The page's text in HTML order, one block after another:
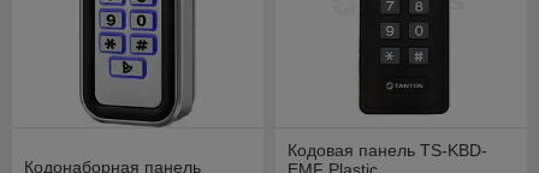
Кодонаборная панель
Кодовая панель TS-KBD-